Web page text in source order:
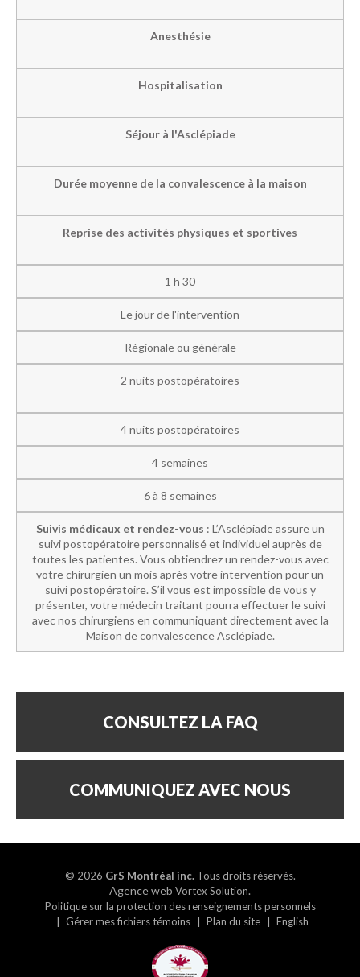
Anesthésie
Hospitalisation
Séjour à l'Asclépiade
Durée moyenne de la convalescence à la maison
Reprise des activités physiques et sportives
1 h 30
Le jour de l'intervention
Régionale ou générale
2 nuits postopératoires
4 nuits postopératoires
4 semaines
6 à 8 semaines
Suivis médicaux et rendez-vous : L’Asclépiade assure un
suivi postopératoire personnalisé et individuel auprès de
toutes les patientes. Vous obtiendrez un rendez-vous avec
votre chirurgien un mois après votre intervention pour un
suivi postopératoire. S’il vous est impossible de vous y
présenter, votre médecin traitant pourra effectuer le suivi
avec nos chirurgiens en communiquant directement avec la
Maison de convalescence Asclépiade.
CONSULTEZ LA FAQ
COMMUNIQUEZ AVEC NOUS
© 2026 GrS Montréal inc.Tous droits réservés.
Agence web Vortex Solution.
Politique sur la protection des renseignements personnels
Gérer mes fichiers témoins
Plan du site English